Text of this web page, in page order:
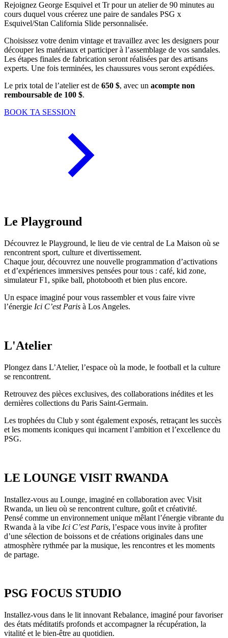
Rejoignez George Esquivel et Tr pour un atelier de 90 minutes au
cours duquel vous créerez une paire de sandales PSG x
Esquivel/Stan California Slide personnalisée.
Choisissez votre denim vintage et travaillez avec les designers pour
découper les matériaux et participer à l’assemblage de vos sandales.
Les étapes finales de fabrication seront réalisées par des artisans
experts. Une fois terminées, les chaussures vous seront expédiées.
Le prix total de l’atelier est de 650 $, avec un acompte non
remboursable de 100 $.
BOOK TA SESSION
Le Playground
Découvrez le Playground, le lieu de vie central de La Maison où se
rencontrent sport, culture et divertissement.
Chaque jour, découvrez une nouvelle programmation d’activations
et d’expériences immersives pensées pour tous : café, kid zone,
simulateur F1, spike ball, photobooth et bien plus encore.
Un espace imaginé pour vous rassembler et vous faire vivre
l’énergie Ici C’est Paris à Los Angeles.
L'Atelier
Plongez dans L’Atelier, l’espace où la mode, le football et la culture
se rencontrent.
Retrouvez des pièces exclusives, des collaborations inédites et les
dernières collections du Paris Saint-Germain.
Les trophées du Club y sont également exposés, retraçant les succès
et les moments iconiques qui incarnent l’ambition et l’excellence du
PSG.
LE LOUNGE VISIT RWANDA
Installez-vous au Lounge, imaginé en collaboration avec Visit
Rwanda, un lieu où se rencontrent culture, goût et créativité.
Pensé comme un environnement unique mêlant l’énergie vibrante du
Rwanda à la vibe Ici C’est Paris, l’espace vous invite à profiter
d’une sélection de boissons et de créations originales dans une
atmosphère rythmée par la musique, les rencontres et les moments
de partage.
PSG FOCUS STUDIO
Installez-vous dans le lit innovant Rebalance, imaginé pour favoriser
des états méditatifs profonds et accompagner la récupération, la
vitalité et le bien-être au quotidien.